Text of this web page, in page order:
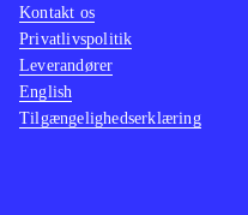
Kontakt os
Privatlivspolitik
Leverandører
English
Tilgængelighedserklæring